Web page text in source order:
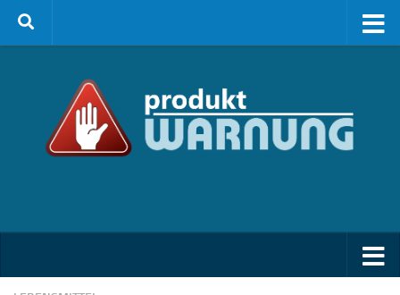
Zum Inhalt springen